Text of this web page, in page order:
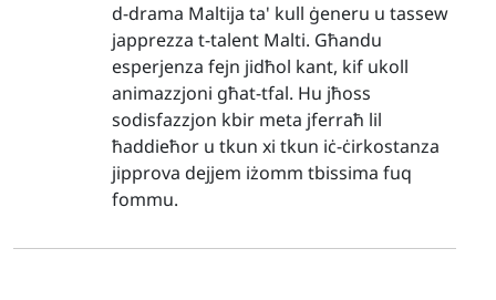
d-drama Maltija ta' kull ġeneru u tassew
japprezza t-talent Malti. Għandu
esperjenza fejn jidħol kant, kif ukoll
animazzjoni għat-tfal. Hu jħoss
sodisfazzjon kbir meta jferraħ lil
ħaddieħor u tkun xi tkun iċ-ċirkostanza
jipprova dejjem iżomm tbissima fuq
fommu.